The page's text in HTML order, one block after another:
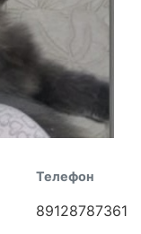
Телефон
89128787361